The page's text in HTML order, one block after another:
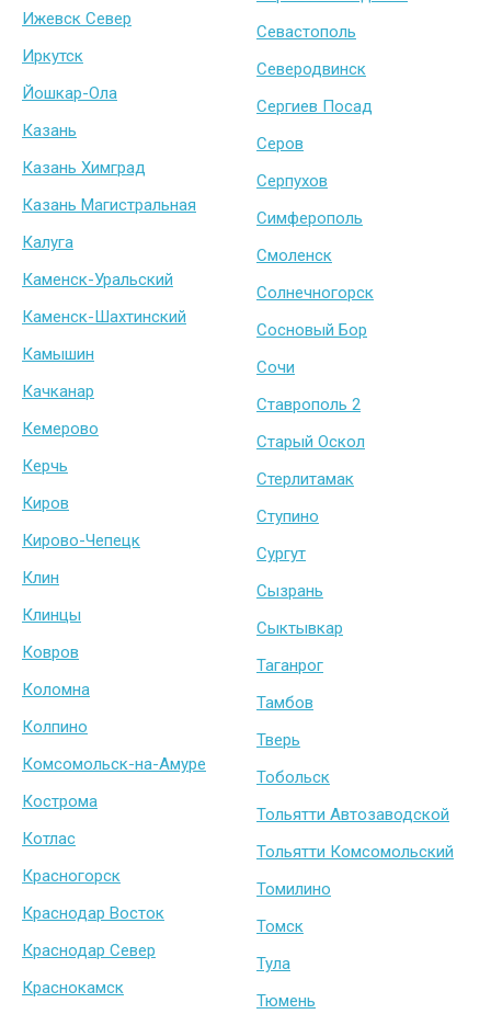
Ижевск Север
Иркутск
Йошкар-Ола
Казань
Казань Химград
Казань Магистральная
Калуга
Каменск-Уральский
Каменск-Шахтинский
Камышин
Качканар
Кемерово
Керчь
Киров
Кирово-Чепецк
Клин
Клинцы
Ковров
Коломна
Колпино
Комсомольск-на-Амуре
Кострома
Котлас
Красногорск
Краснодар Восток
Краснодар Север
Краснокамск
Севастополь
Северодвинск
Сергиев Посад
Серов
Серпухов
Симферополь
Смоленск
Солнечногорск
Сосновый Бор
Сочи
Ставрополь 2
Старый Оскол
Стерлитамак
Ступино
Сургут
Сызрань
Сыктывкар
Таганрог
Тамбов
Тверь
Тобольск
Тольятти Автозаводской
Тольятти Комсомольский
Томилино
Томск
Тула
Тюмень